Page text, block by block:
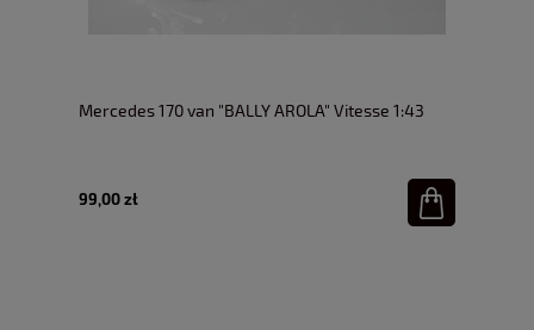
Mercedes 170 van "BALLY AROLA" Vitesse 1:43
99,00 zł